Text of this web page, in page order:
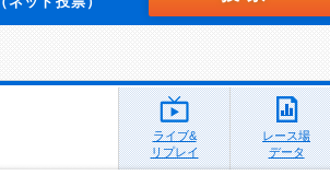
ライブ&
リプレイ
レース場
データ